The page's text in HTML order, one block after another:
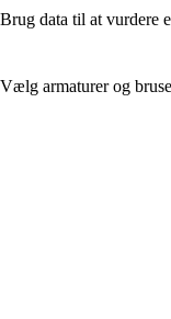
Brug data til at vurdere
Vælg armaturer og